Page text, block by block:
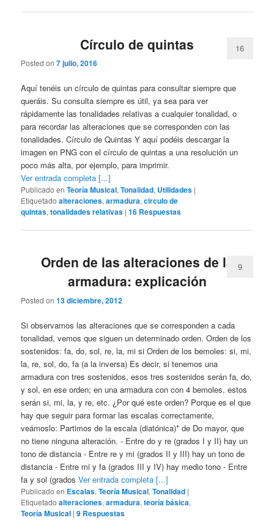
Círculo de quintas
Posted on7 julio, 2016
16
Aquí tenéis un círculo de quintas para consultar siempre que
queráis. Su consulta siempre es útil, ya sea para ver
rápidamente las tonalidades relativas a cualquier tonalidad, o
para recordar las alteraciones que se corresponden con las
tonalidades. Círculo de Quintas Y aquí podéis descargar la
imagen en PNG con el círculo de quintas a una resolución un
poco más alta, por ejemplo, para imprimir.
Ver entrada completa [...]
Publicado en Teoría Musical,Tonalidad, Utilidades |
Etiquetado alteraciones,armadura,circulo de
quintas,tonalidades relativas |16 Respuestas
Orden de las alteraciones de la
armadura: explicación
Posted on13 diciembre, 2012
9
Si observamos las alteraciones que se corresponden a cada
tonalidad, vemos que siguen un determinado orden. Orden de los
sostenidos: fa, do, sol, re, la, mi si Orden de los bemoles: si, mi,
la, re, sol, do, fa (a la inversa) Es decir, si tenemos una
armadura con tres sostenidos, esos tres sostenidos serán fa, do,
y sol, en ese orden; en una armadura con con 4 bemoles, estos
serán si, mi, la, y re, etc. ¿Por qué este orden? Porque es el que
hay que seguir para formar las escalas correctamente,
veámoslo: Partimos de la escala (diatónica)* de Do mayor, que
no tiene ninguna alteración. - Entre do y re (grados I y II) hay un
tono de distancia - Entre re y mi (grados II y III) hay un tono de
distancia - Entre mi y fa (grados III y IV) hay medio tono - Entre
fa y sol (gradosVer entrada completa [...]
Publicado en Escalas,Teoría Musical,Tonalidad |
Etiquetado alteraciones,armadura,teoría básica,
Teoría Musical |9 Respuestas